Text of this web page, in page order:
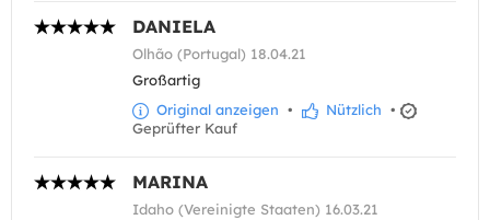
DANIELA
Olhão (Portugal) 18.04.21
Großartig
Original anzeigen • Nützlich •
Geprüfter Kauf
MARINA
Idaho (Vereinigte Staaten) 16.03.21